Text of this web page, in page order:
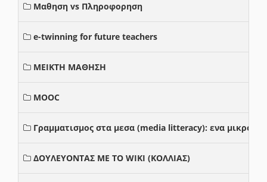
Μαθηση vs Πληροφορηση
e-twinning for future teachers
ΜΕΙΚΤΗ ΜΑΘΗΣΗ
MOOC
Γραμματισμος στα μεσα (media litteracy): ενα μικρο
ΔΟΥΛΕΥΟΝΤΑΣ ΜΕ ΤΟ WIKI (ΚΟΛΛΙΑΣ)